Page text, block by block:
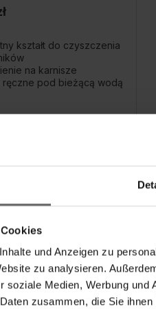
und Anzeigen zu
zu analysieren.
soziale Medien, Werbung
zusammen, die Sie
kształt do czyszczenia
na karnisze
ręczne pod bieżącą wodą